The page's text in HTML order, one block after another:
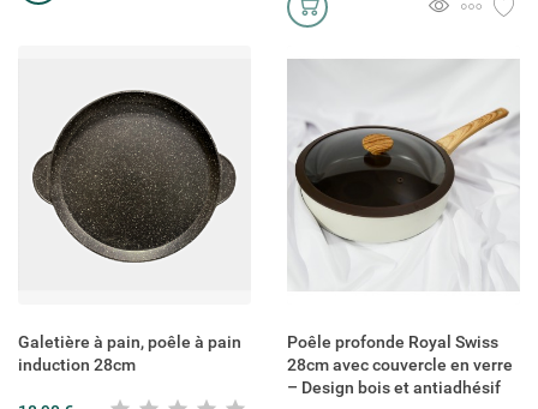
Galetière à pain, poêle à pain
induction 28cm
Poêle profonde Royal Swiss
28cm avec couvercle en verre
– Design bois et antiadhésif